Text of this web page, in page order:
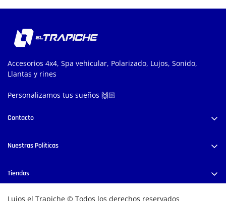
Accesorios 4x4, Spa vehicular, Polarizado, Lujos, Sonido,
Llantas y rines
Personalizamos tus sueños 🙌🏻
Contacto
Nuestras Políticas
Términos y Condiciones
Cambios y/o Devoluciones
Tiendas
Lujos el Trapiche © Todos los derechos reservados